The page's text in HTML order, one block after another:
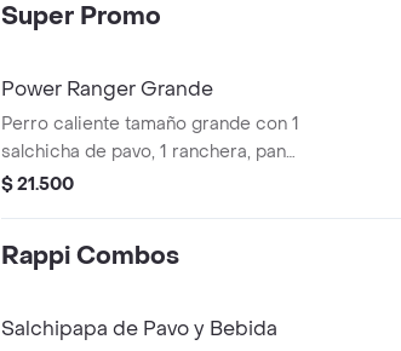
Super Promo
Power Ranger Grande
Perro caliente tamaño grande con 1
salchicha de pavo, 1 ranchera, pan
clásico, salsa pludog, piña caramelizada,
$ 21.500
Rappi Combos
Salchipapa de Pavo y Bebida